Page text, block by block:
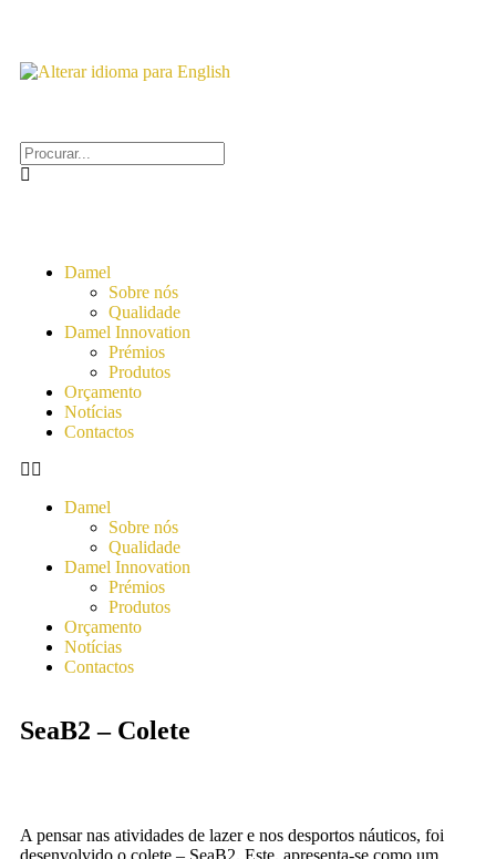
Damel
Sobre nós
Qualidade
Damel Innovation
Prémios
Produtos
Orçamento
Notícias
Contactos
Damel
Sobre nós
Qualidade
Damel Innovation
Prémios
Produtos
Orçamento
Notícias
Contactos
SeaB2 – Colete
A pensar nas atividades de lazer e nos desportos náuticos, foi
desenvolvido o colete – SeaB2. Este, apresenta-se como um